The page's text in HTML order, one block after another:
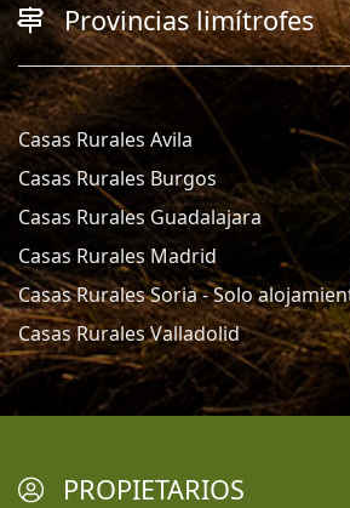
Provincias limítrofes
Casas Rurales Avila
Casas Rurales Burgos
Casas Rurales Guadalajara
Casas Rurales Madrid
Casas Rurales Soria - Solo
Casas Rurales Valladolid
PROPIETARIOS